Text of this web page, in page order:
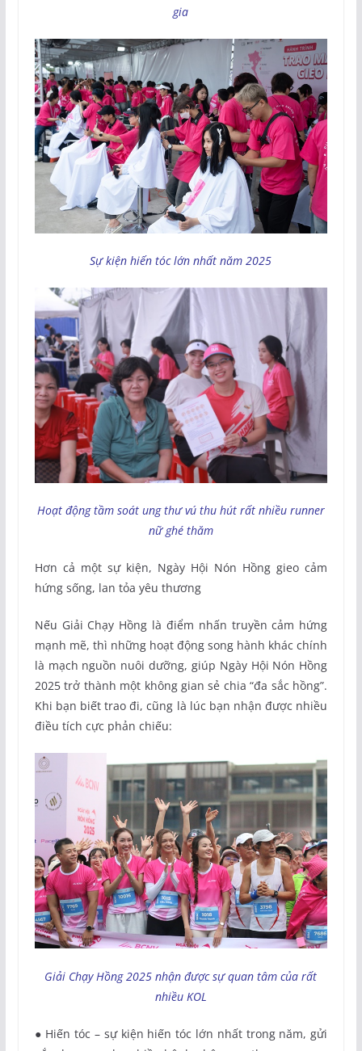
gia
Sự kiện hiến tóc lớn nhất năm 2025
Hoạt động tầm soát ung thư vú thu hút rất nhiều runner
nữ ghé thăm
Hơn cả một sự kiện, Ngày Hội Nón Hồng gieo cảm
hứng sống, lan tỏa yêu thương
Nếu Giải Chạy Hồng là điểm nhấn truyền cảm hứng
mạnh mẽ, thì những hoạt động song hành khác chính
là mạch nguồn nuôi dưỡng, giúp Ngày Hội Nón Hồng
2025 trở thành một không gian sẻ chia “đa sắc hồng”.
Khi bạn biết trao đi, cũng là lúc bạn nhận được nhiều
điều tích cực phản chiếu:
Giải Chạy Hồng 2025 nhận được sự quan tâm của rất
nhiều KOL
● Hiến tóc – sự kiện hiến tóc lớn nhất trong năm, gửi